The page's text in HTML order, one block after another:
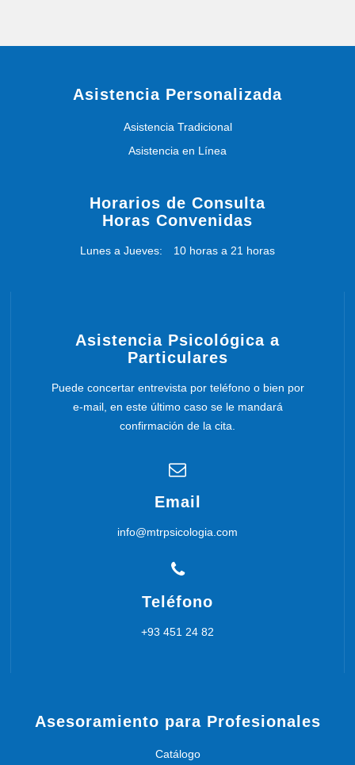
Asistencia Personalizada
Asistencia Tradicional
Asistencia en Línea
Horarios de Consulta
Horas Convenidas
Lunes a Jueves: 10 horas a 21 horas
Asistencia Psicológica a
Particulares
Puede concertar entrevista por teléfono o bien por
e-mail, en este último caso se le mandará
confirmación de la cita.
Email
info@mtrpsicologia.com
Teléfono
+93 451 24 82
Asesoramiento para Profesionales
Catálogo